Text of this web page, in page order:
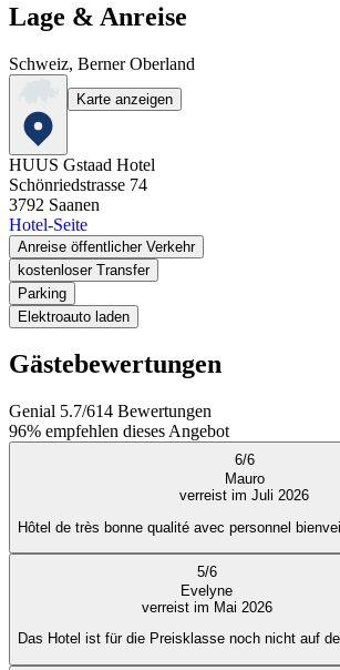
Lage & Anreise
Schweiz, Berner Oberland
Karte anzeigen
HUUS Gstaad Hotel
Schönriedstrasse 74
3792 Saanen
Hotel-Seite
Anreise öffentlicher Verkehr
kostenloser Transfer
Parking
Elektroauto laden
Gästebewertungen
Genial 5.7/614 Bewertungen
96% empfehlen dieses Angebot
6/6
Mauro
verreist im Juli 2026
Hôtel de très bonne qualité avec personnel
5/6
Evelyne
verreist im Mai 2026
Das Hotel ist für die Preisklasse noch